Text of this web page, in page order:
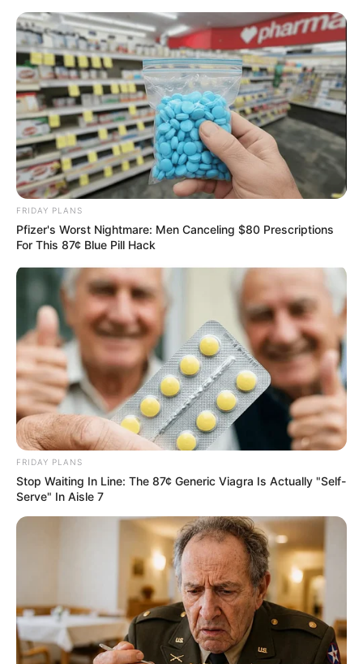
FRIDAY PLANS
Pfizer's Worst Nightmare: Men Canceling $80 Prescriptions
For This 87¢ Blue Pill Hack
FRIDAY PLANS
Stop Waiting In Line: The 87¢ Generic Viagra Is Actually "Self-
Serve" In Aisle 7